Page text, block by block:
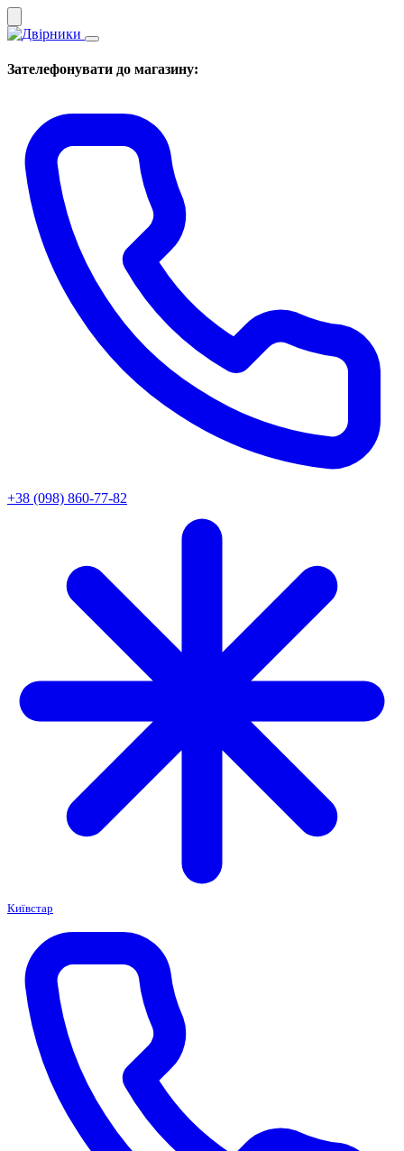
Зателефонувати до магазину:
+38 (098) 860-77-82
Київстар